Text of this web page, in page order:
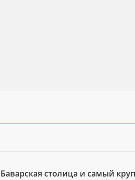
Баварская столица и самый